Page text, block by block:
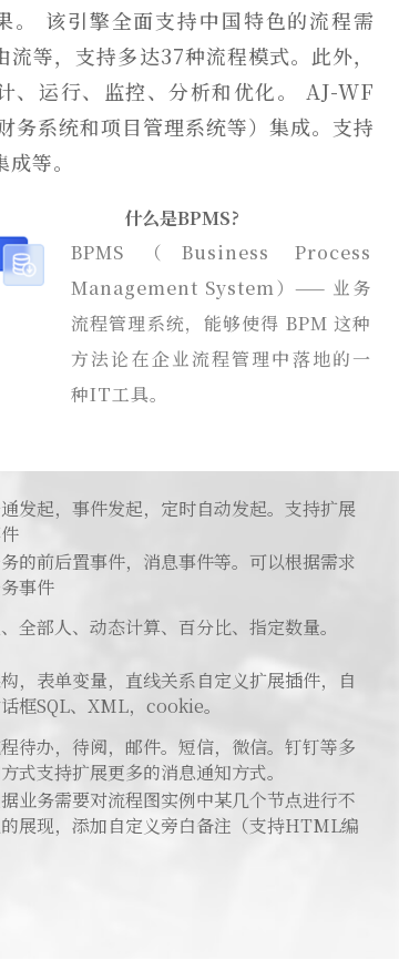
。 该引擎全面支持中国特色的流程需
等，支持多达37种流程模式。此外，
、运行、监控、分析和优化。 AJ-WF
系统和项目管理系统等）集成。支持
等。
什么是BPMS?
BPMS（Business Process
Management System）—— 业务
流程管理系统，能够使得 BPM 这种
方法论在企业流程管理中落地的一
种IT工具。
发起，事件发起，定时自动发起。支持扩展
的前后置事件，消息事件等。可以根据需求
事件
全部人、动态计算、百分比、指定数量。
，表单变量，直线关系自定义扩展插件，自
框SQL、XML，cookie。
待办，待阅，邮件。短信，微信。钉钉等多
式支持扩展更多的消息通知方式。
业务需要对流程图实例中某几个节点进行不
展现，添加自定义旁白备注（支持HTML编